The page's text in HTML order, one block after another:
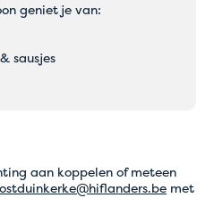
geniet je van:
sausjes
aan koppelen of meteen
met